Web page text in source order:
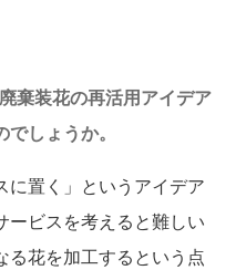
棄装花の再活用アイデア
しょうか。
に置く」というアイデア
ービスを考えると難しい
る花を加工するという点